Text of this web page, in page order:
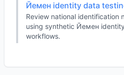
Йемен identity data
Review national identification
using synthetic Йемен
workflows.